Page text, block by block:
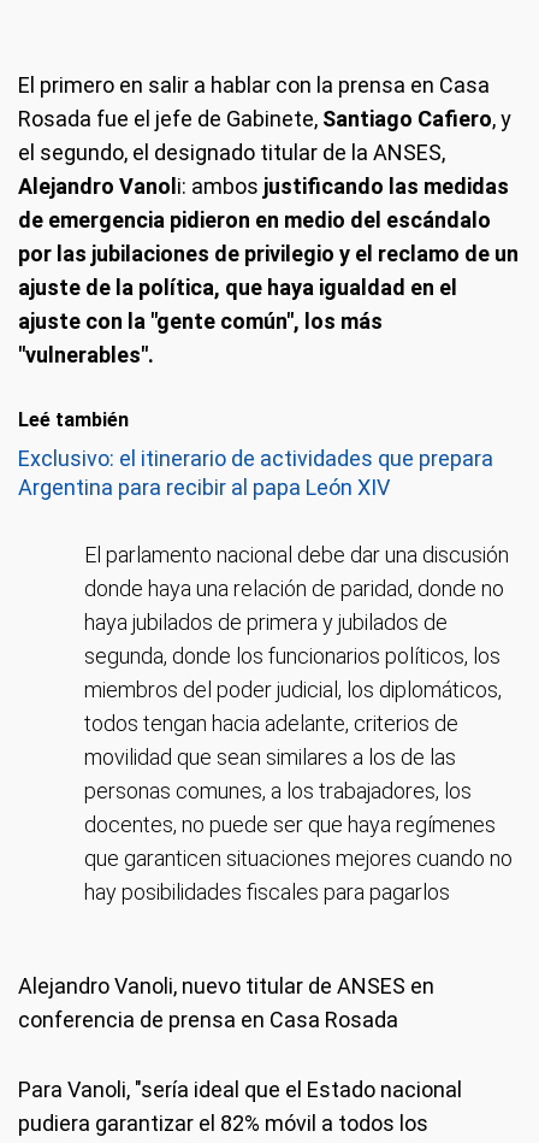
El primero en salir a hablar con la prensa en Casa
Rosada fue el jefe de Gabinete, Santiago Cafiero, y
el segundo, el designado titular de la ANSES,
Alejandro Vanol i: ambos justificando las medidas
de emergencia pidieron en medio del escándalo
por las jubilaciones de privilegio y el reclamo de un
ajuste de la política, que haya igualdad en el
ajuste con la "gente común", los más
"vulnerables".
Leé también
Exclusivo: el itinerario de actividades que prepara
Argentina para recibir al papa León XIV
El parlamento nacional debe dar una discusión
donde haya una relación de paridad, donde no
haya jubilados de primera y jubilados de
segunda, donde los funcionarios políticos, los
miembros del poder judicial, los diplomáticos,
todos tengan hacia adelante, criterios de
movilidad que sean similares a los de las
personas comunes, a los trabajadores, los
docentes, no puede ser que haya regímenes
que garanticen situaciones mejores cuando no
hay posibilidades fiscales para pagarlos
Alejandro Vanoli, nuevo titular de ANSES en
conferencia de prensa en Casa Rosada
Para Vanoli, "sería ideal que el Estado nacional
pudiera garantizar el 82% móvil a todos los